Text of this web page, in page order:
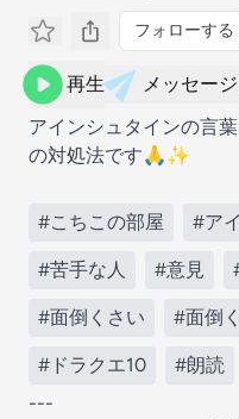
フォローする
再生
メッセー
アインシュタインの言
の対処法です🙏✨
#こちこの部屋 #ア
#苦手な人 #意見
#面倒くさい #面倒
#ドラクエ10 #朗読
---